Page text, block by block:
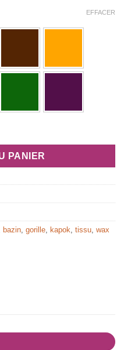
EFFACER
: King Kong
PANIER
bazin, gorille, kapok, tissu, wax